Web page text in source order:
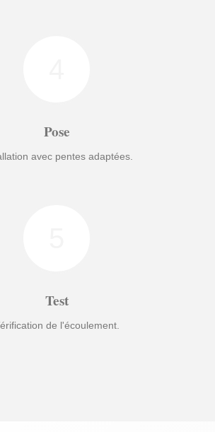
Pose
avec pentes adaptées.
Test
de l'écoulement.